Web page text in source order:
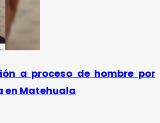
a proceso de hombre por
en Matehuala